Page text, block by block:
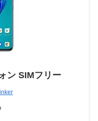
ン SIMフリー